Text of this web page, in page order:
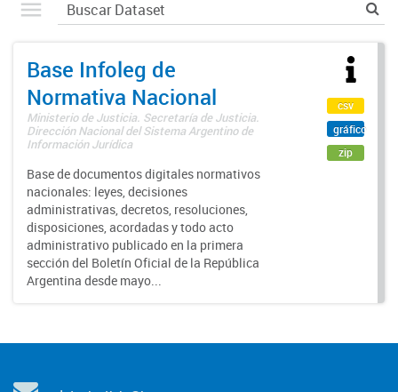
Base Infoleg de
Normativa Nacional
Ministerio de Justicia. Secretaría de Justicia.
Dirección Nacional del Sistema Argentino de
Información Jurídica
Base de documentos digitales normativos
nacionales: leyes, decisiones
administrativas, decretos, resoluciones,
disposiciones, acordadas y todo acto
administrativo publicado en la primera
sección del Boletín Oficial de la República
Argentina desde mayo...
csv
gráfico
zip